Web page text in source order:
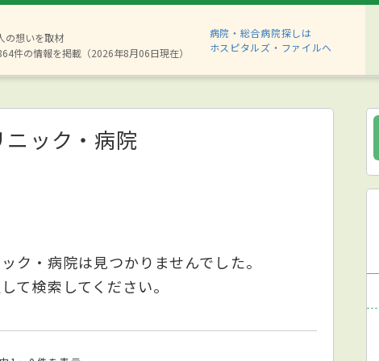
の想いを取材
件の情報を掲載（2026年8月06日現在）
病院・総合病院探しは
ホスピタルズ・ファイルへ
ニック・病院
ク・病院は見つかりませんでした。
て検索してください。